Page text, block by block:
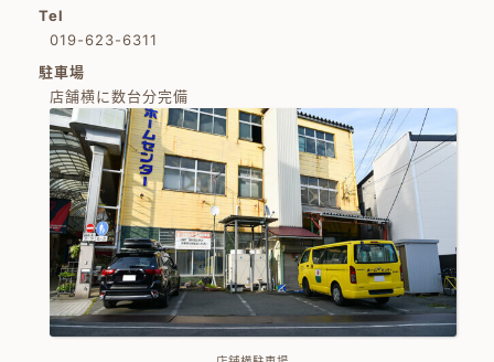
Tel
019-623-6311
駐車場
店舗横に数台分完備